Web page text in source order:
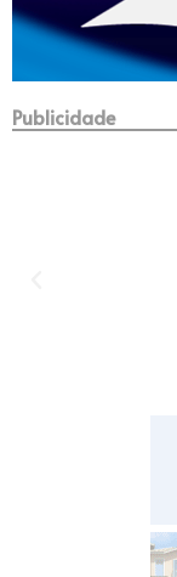
Publicidade